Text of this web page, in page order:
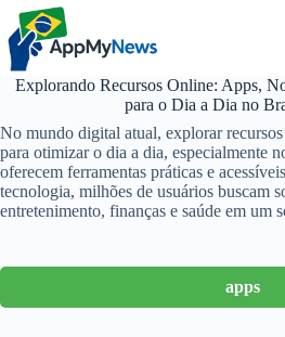
Pular
para
conteúdo
Explorando Recursos Online: Apps,
para o Dia a Dia no
No mundo digital atual, explorar
para otimizar o dia a dia, especialmente
oferecem ferramentas práticas e
tecnologia, milhões de usuários buscam
entretenimento, finanças e saúde em um
apps